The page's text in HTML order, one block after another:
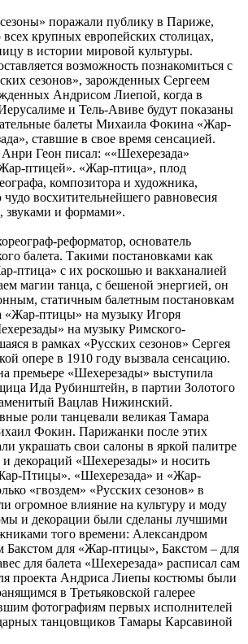
поражали публику в Париже,
крупных европейских столицах,
в истории мировой культуры.
возможность познакомиться с
сезонов», зарожденных Сергеем
Андрисом Лиепой, когда в
и Тель-Авиве будут показаны
балеты Михаила Фокина «Жар-
ставшие в свое время сенсацией.
Геон писал: ««Шехерезада»
птицей». «Жар-птица», плод
композитора и художника,
чудо восхитительнейшего равновесия
и формами».
реформатор, основатель
балета. Такими постановками как
птица» с их роскошью и вакханалией
магии танца, с бешеной энергией, он
статичным балетным постановкам
«Жар-птицы» на музыку Игоря
на музыку Римского-
в рамках «Русских сезонов» Сергея
опере в 1910 году вызвала сенсацию.
премьере «Шехерезады» выступила
Ида Рубинштейн, в партии Золотого
Вацлав Нижинский.
роли танцевали великая Тамара
Фокин. Парижанки после этих
украшать свои салоны в яркой палитре
декораций «Шехерезады» и носить
Птицы». «Шехерезада» и «Жар-
«гвоздем» «Русских сезонов» в
огромное влияние на культуру и моду
и декорации были сделаны лучшими
того времени: Александром
для «Жар-птицы», Бакстом – для
для балета «Шехерезада» расписал сам
проекта Андриса Лиепы костюмы были
в Третьяковской галерее
фотографиям первых исполнителей
танцовщиков Тамары Карсавиной